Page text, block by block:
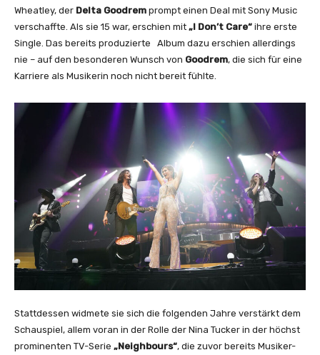
o
u
a
n
i
g
e
Wheatley, der Delta Goodrem prompt einen Deal mit Sony Music
verschaffte. Als sie 15 war, erschien mit „I Don’t Care“ ihre erste
Single. Das bereits produzierte Album dazu erschien allerdings
nie – auf den besonderen Wunsch von Goodrem, die sich für eine
Karriere als Musikerin noch nicht bereit fühlte.
Stattdessen widmete sie sich die folgenden Jahre verstärkt dem
Schauspiel, allem voran in der Rolle der Nina Tucker in der höchst
prominenten TV-Serie „Neighbours“, die zuvor bereits Musiker-